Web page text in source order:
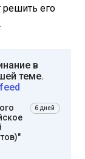
решить его
в
теме.
6 дней